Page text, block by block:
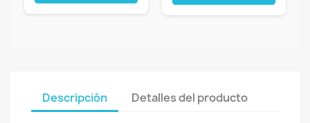
Descripción Detalles del producto